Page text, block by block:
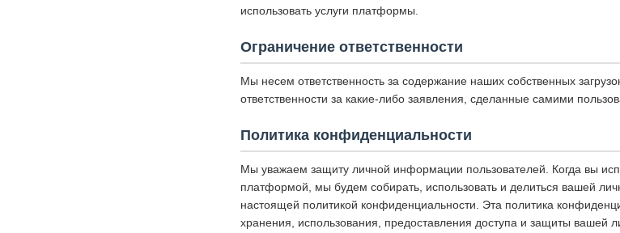
использовать услуги платформы.
Ограничение ответственности
Мы несем ответственность за содержание наших собственных
ответственности за какие-либо заявления, сделанные самими
Политика конфиденциальности
Мы уважаем защиту личной информации пользователей. Когда вы
платформой, мы будем собирать, использовать и делиться вашей
настоящей политикой конфиденциальности. Эта политика
хранения, использования, предоставления доступа и защиты